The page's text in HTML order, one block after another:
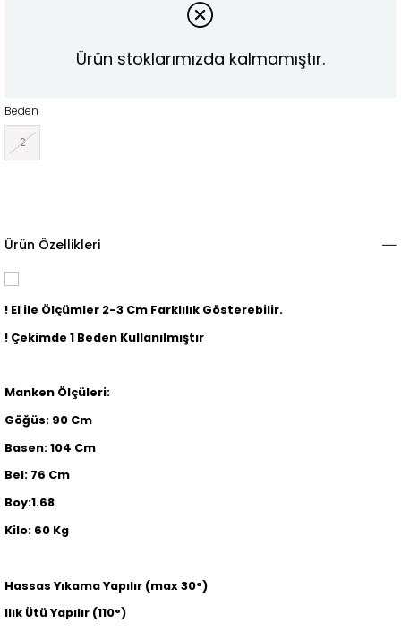
Ürün stoklarımızda kalmamıştır.
Beden
2
Ürün Özellikleri
! El ile Ölçümler 2-3 Cm Farklılık Gösterebilir.
! Çekimde 1 Beden Kullanılmıştır
Manken Ölçüleri:
Göğüs: 90 Cm
Basen: 104 Cm
Bel: 76 Cm
Boy:1.68
Kilo: 60 Kg
Hassas Yıkama Yapılır (max 30°)
Ilık Ütü Yapılır (110°)